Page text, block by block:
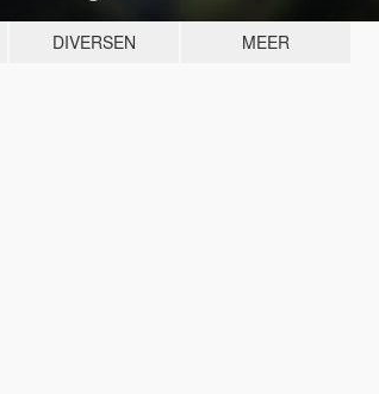
DIVERSEN MEER